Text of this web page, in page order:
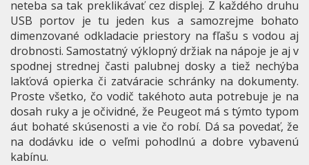
neteba sa tak preklikávať cez displej. Z každého druhu
USB portov je tu jeden kus a samozrejme bohato
dimenzované odkladacie priestory na fľašu s vodou aj
drobnosti. Samostatný výklopný držiak na nápoje je aj v
spodnej strednej časti palubnej dosky a tiež nechýba
lakťová opierka či zatváracie schránky na dokumenty.
Proste všetko, čo vodič takéhoto auta potrebuje je na
dosah ruky a je očividné, že Peugeot má s týmto typom
áut bohaté skúsenosti a vie čo robí. Dá sa povedať, že
na dodávku ide o veľmi pohodlnú a dobre vybavenú
kabínu.